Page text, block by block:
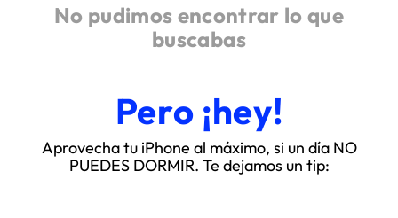
No pudimos encontrar lo que
buscabas
Pero ¡hey!
Aprovecha tu iPhone al máximo, si un día NO
PUEDES DORMIR. Te dejamos un tip: